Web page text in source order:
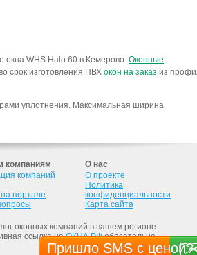
окна WHS Halo 60 в Кемерово. Оконные
срок изготовления ПВХ окон на заказ из
уплотнения. Максимальная ширина
компаниям
О нас
компаний
портале
О проекте
Политика
конфиденциальности
Карта сайта
оконных компаний в вашем регионе.
ссылка наОКНА.РФобязательна.
Пришло SMS с ценой?